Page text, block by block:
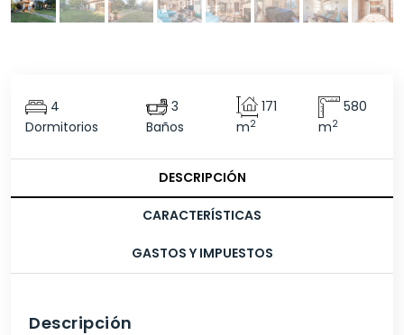
4
Dormitorios
3
Baños
171
m2
580
m2
DESCRIPCIÓN
CARACTERÍSTICAS
GASTOS Y IMPUESTOS
Descripción